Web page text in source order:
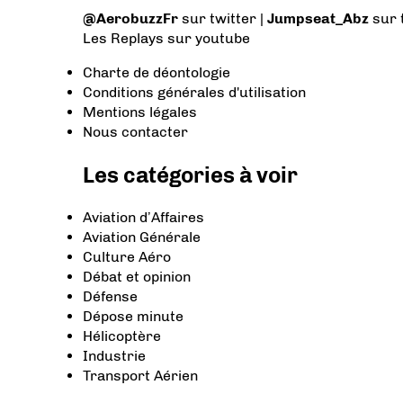
@AerobuzzFr sur twitter | Jumpseat_Abz sur
Les Replays sur youtube
Charte de déontologie
Conditions générales d'utilisation
Mentions légales
Nous contacter
Les catégories à voir
Aviation d’Affaires
Aviation Générale
Culture Aéro
Débat et opinion
Défense
Dépose minute
Hélicoptère
Industrie
Transport Aérien